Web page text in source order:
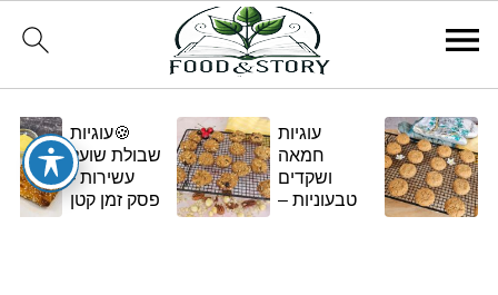
עוגיות
חמאה
ושקדים
טבעוניות –
🍪עוגיות
שבולת שועל
עשירות -
פסק זמן קטן